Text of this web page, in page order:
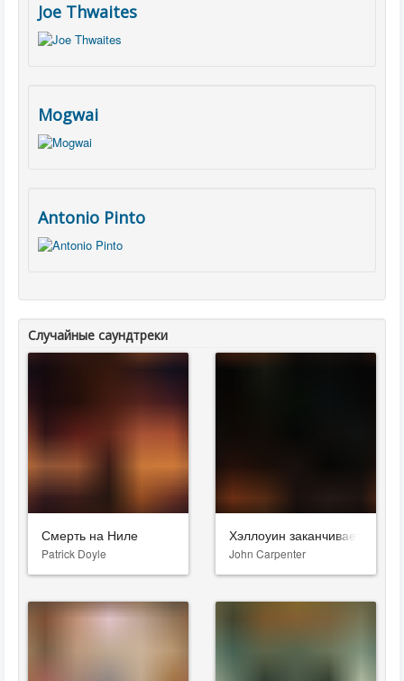
Joe Thwaites
Mogwai
Antonio Pinto
Случайные саундтреки
Смерть на Ниле
Patrick Doyle
Хэллоуин заканчивается
John Carpenter